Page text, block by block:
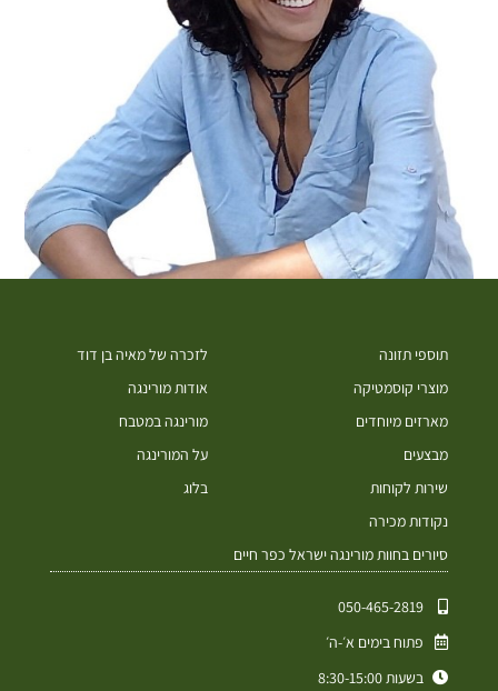
תוספי תזונה
מוצרי קוסמטיקה
מארזים מיוחדים
מבצעים
שירות לקוחות
נקודות מכירה
סיורים בחוות מורינגה ישראל כפר חיים
לזכרה של מאיה בן דוד
אודות מורינגה
מורינגה במטבח
על המורינגה
בלוג
050-465-2819⁩
פתוח בימים א׳-ה׳
בשעות 8:30-15:00